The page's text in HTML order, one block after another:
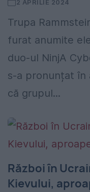
2 APRILIE 2024
Trupa
furat anumite
duo-ul NinjA
s-a pronunțat în
că grupul...
Război în
Kievului,